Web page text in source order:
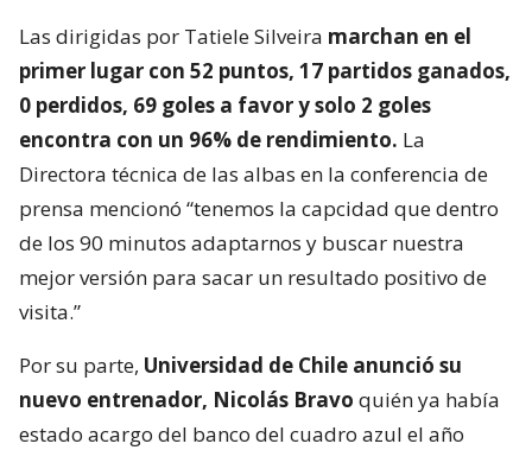
Las dirigidas por Tatiele Silveira marchan en el
primer lugar con 52 puntos, 17 partidos ganados,
0 perdidos, 69 goles a favor y solo 2 goles
encontra con un 96% de rendimiento. La
Directora técnica de las albas en la conferencia de
prensa mencionó “tenemos la capcidad que dentro
de los 90 minutos adaptarnos y buscar nuestra
mejor versión para sacar un resultado positivo de
visita.”
Por su parte, Universidad de Chile anunció su
nuevo entrenador, Nicolás Bravo quién ya había
estado acargo del banco del cuadro azul el año